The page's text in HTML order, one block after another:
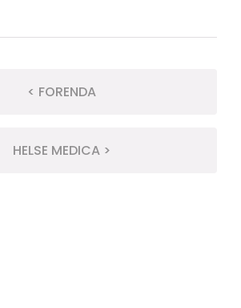
< FORENDA
HELSE MEDICA >